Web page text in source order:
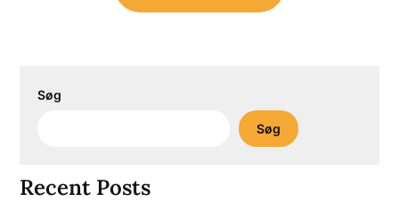
Søg
Søg
Recent Posts